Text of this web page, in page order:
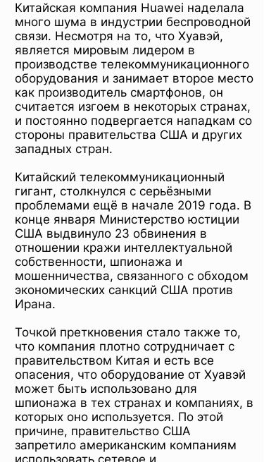
Китайская компания Huawei наделала
много шума в индустрии беспроводной
связи. Несмотря на то, что Хуавэй,
является мировым лидером в
производстве телекоммуникационного
оборудования и занимает второе место
как производитель смартфонов, он
считается изгоем в некоторых странах,
и постоянно подвергается нападкам со
стороны правительства США и других
западных стран.
Китайский телекоммуникационный
гигант, столкнулся с серьёзными
проблемами ещё в начале 2019 года. В
конце января Министерство юстиции
США выдвинуло 23 обвинения в
отношении кражи интеллектуальной
собственности, шпионажа и
мошенничества, связанного с обходом
экономических санкций США против
Ирана.
Точкой преткновения стало также то,
что компания плотно сотрудничает с
правительством Китая и есть все
опасения, что оборудование от Хуавэй
может быть использовано для
шпионажа в тех странах и компаниях, в
которых оно используется. По этой
причине, правительство США
запретило американским компаниям